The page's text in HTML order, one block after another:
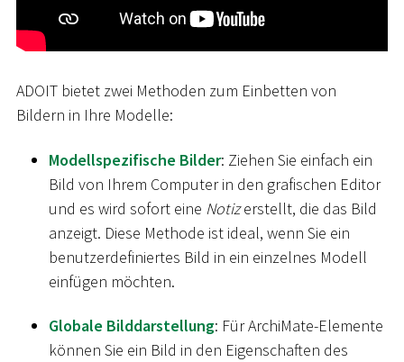
ADOIT bietet zwei Methoden zum Einbetten von
Bildern in Ihre Modelle:
Modellspezifische Bilder: Ziehen Sie einfach ein
Bild von Ihrem Computer in den grafischen Editor
und es wird sofort eine Notizerstellt, die das Bild
anzeigt. Diese Methode ist ideal, wenn Sie ein
benutzerdefiniertes Bild in ein einzelnes Modell
einfügen möchten.
Globale Bilddarstellung: Für ArchiMate-Elemente
können Sie ein Bild in den Eigenschaften des